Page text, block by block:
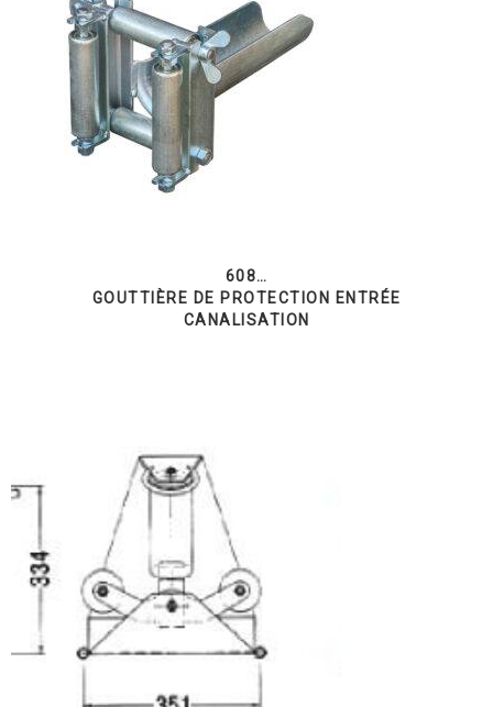
608…
GOUTTIÈRE DE PROTECTION ENTRÉE
CANALISATION